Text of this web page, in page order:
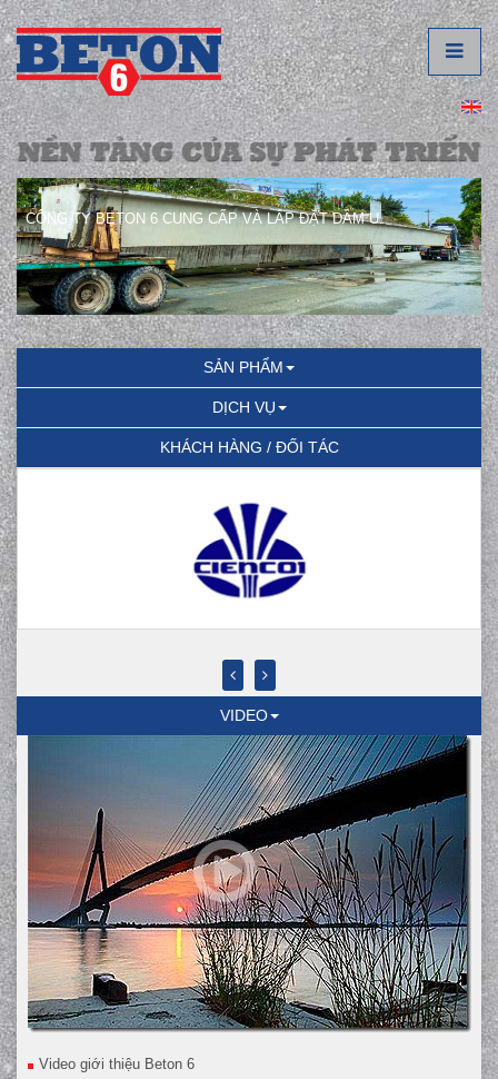
CÔNG TY BETON 6 CUNG CẤP VÀ LẮP ĐẶT DẦM U.
SẢN PHẨM
DỊCH VỤ
KHÁCH HÀNG / ĐỐI TÁC
VIDEO
Video giới thiệu Beton 6